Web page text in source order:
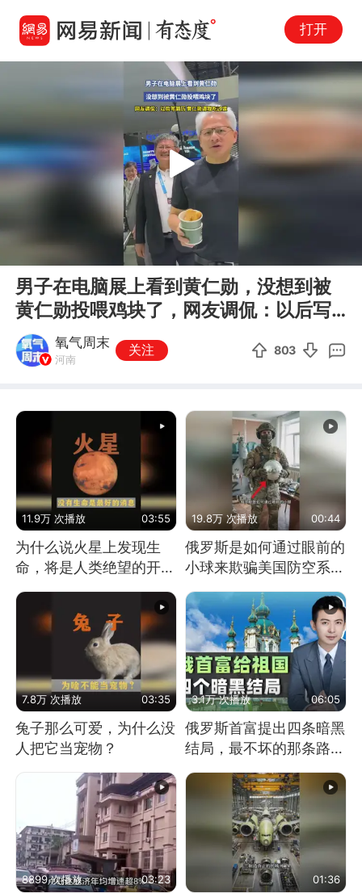
打开
Play
男子在电脑展上看到黄仁勋，没想到被
黄仁勋投喂鸡块了，网友调侃：以后写
简历，黄仁勋请我吃过饭
氧气周末
河南
关注 803
11.9万 次播放 03:55
为什么说火星上发现生
命，将是人类绝望的开
始？
19.8万 次播放 00:44
俄罗斯是如何通过眼前的
小球来欺骗美国防空系统
的
7.8万 次播放 03:35
兔子那么可爱，为什么没
人把它当宠物？
3.1万 次播放 06:05
俄罗斯首富提出四条暗黑
结局，最不坏的那条路是
8899 次播放 03:23 01:36